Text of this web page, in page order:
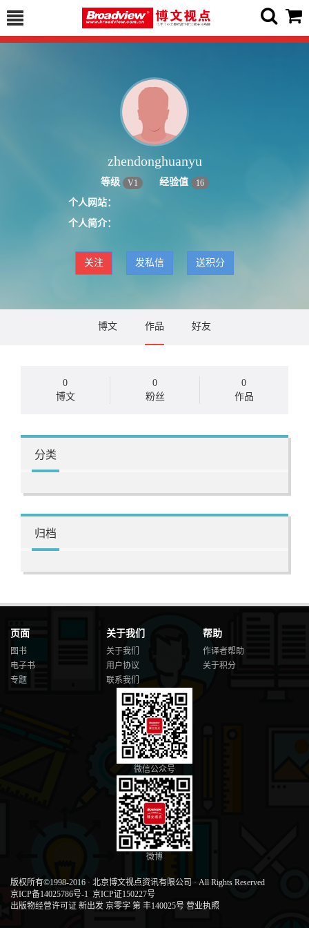
zhendonghuanyu
等级 V1 经验值 16
个人网站：
个人简介：
关注 发私信 送积分
博文 作品 好友
0
博文
0
粉丝
0
作品
分类
归档
页面
图书
电子书
专题
关于我们
关于我们
用户协议
联系我们
帮助
作译者帮助
关于积分
微信公众号
微博
版权所有©1998-2016 · 北京博文视点资讯有限公司 · All Rights Reserved
京ICP备14025786号-1 京ICP证150227号
出版物经营许可证 新出发 京零字 第 丰140025号 营业执照